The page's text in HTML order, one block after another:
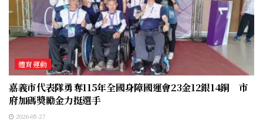
體育運動
嘉義市代表隊勇奪115年全國身障國運會23金12銀14銅 市
府加碼獎勵金力挺選手
2026-05-27